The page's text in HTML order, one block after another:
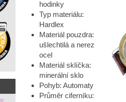
hodinky
Typ materiálu:
Hardlex
Materiál pouzdra:
ušlechtilá a nerez
ocel
Materiál sklíčka:
minerální sklo
Pohyb: Automaty
Průměr ciferníku: